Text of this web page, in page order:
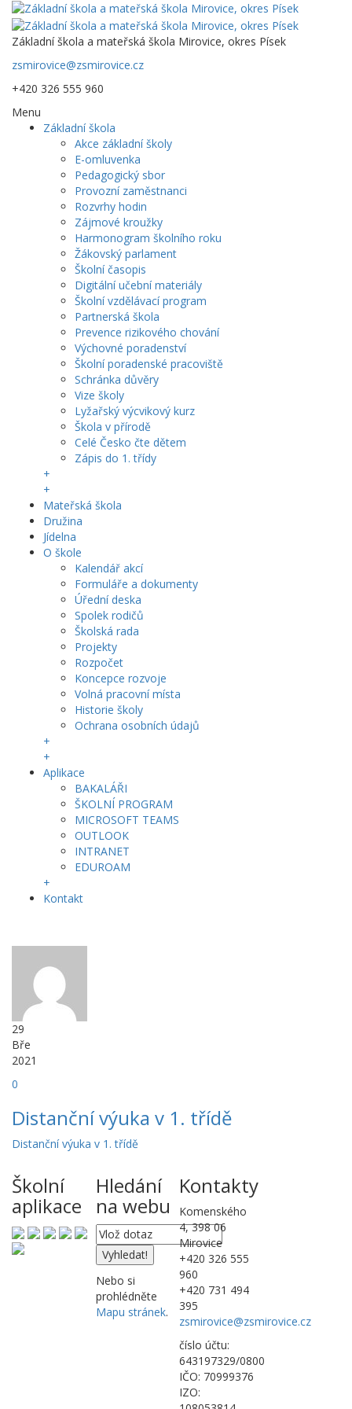
Základní škola a mateřská škola Mirovice, okres Písek
zsmirovice@zsmirovice.cz
+420 326 555 960
Menu
Základní škola
Akce základní školy
E-omluvenka
Pedagogický sbor
Provozní zaměstnanci
Rozvrhy hodin
Zájmové kroužky
Harmonogram školního roku
Žákovský parlament
Školní časopis
Digitální učební materiály
Školní vzdělávací program
Partnerská škola
Prevence rizikového chování
Výchovné poradenství
Školní poradenské pracoviště
Schránka důvěry
Vize školy
Lyžařský výcvikový kurz
Škola v přírodě
Celé Česko čte dětem
Zápis do 1. třídy
+
+
Mateřská škola
Družina
Jídelna
O škole
Kalendář akcí
Formuláře a dokumenty
Úřední deska
Spolek rodičů
Školská rada
Projekty
Rozpočet
Koncepce rozvoje
Volná pracovní místa
Historie školy
Ochrana osobních údajů
+
+
Aplikace
BAKALÁŘI
ŠKOLNÍ PROGRAM
MICROSOFT TEAMS
OUTLOOK
INTRANET
EDUROAM
+
Kontakt
29
Bře
2021
0
Distanční výuka v 1. třídě
Distanční výuka v 1. třídě
Školní
aplikace
Hledání
na webu
Nebo si
prohlédněte
Mapu stránek.
Kontakty
Komenského
4, 398 06
Mirovice
+420 326 555
960
+420 731 494
395
zsmirovice@zsmirovice.cz
číslo účtu:
643197329/0800
IČO: 70999376
IZO: